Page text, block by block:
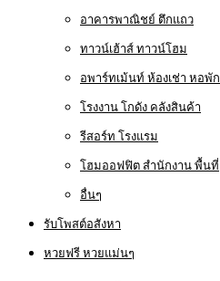
อาคารพาณิชย์ ตึกแถว
ทาวน์เฮ้าส์ ทาวน์โฮม
อพาร์ทเม้นท์ ห้องเช่า หอพัก
โรงงาน โกดัง คลังสินค้า
รีสอร์ท โรงแรม
โฮมออฟฟิต สำนักงาน พื้นที่
อื่นๆ
รับโพสต์อสังหา
หวยฟรี หวยแม่นๆ